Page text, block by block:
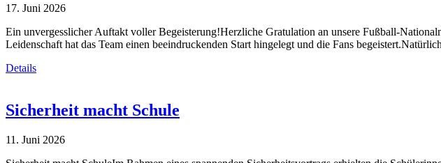
17. Juni 2026
Ein unvergesslicher Auftakt voller Begeisterung!Herzliche Gratulation an unsere Fußball-
Leidenschaft hat das Team einen beeindruckenden Start hingelegt und die Fans begeistert.Natürlich
Details
Sicherheit macht Schule
11. Juni 2026